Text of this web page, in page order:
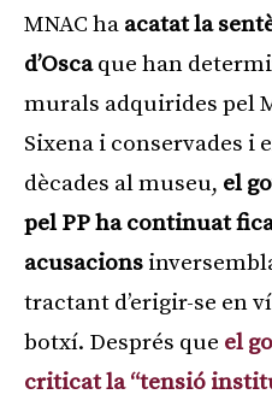
MNAC ha acatat la
d’Oscaque han
murals adquirides pel
Sixena i conservades i
dècades al museu, el
pel PP ha continuat
acusacions
tractant d’erigir-se en
botxí. Després que el
criticat la “tensió